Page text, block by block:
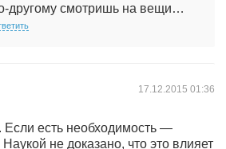
другому смотришь на вещи…
17.12.2015 01:36
Если есть необходимость —
не доказано, что это влияет